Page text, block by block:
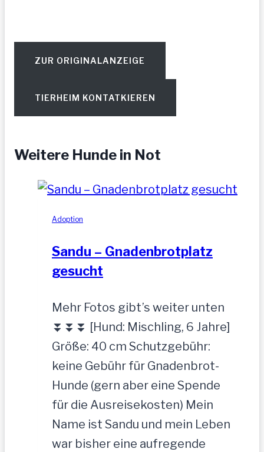
ZUR ORIGINALANZEIGE
TIERHEIM KONTATKIEREN
Weitere Hunde in Not
Adoption
Sandu – Gnadenbrotplatz
gesucht
Mehr Fotos gibt’s weiter unten
⏬⏬⏬ [Hund: Mischling, 6 Jahre]
Größe: 40 cm Schutzgebühr:
keine Gebühr für Gnadenbrot-
Hunde (gern aber eine Spende
für die Ausreisekosten) Mein
Name ist Sandu und mein Leben
war bisher eine aufregende